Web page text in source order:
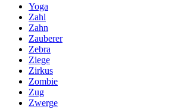
Yoga
Zahl
Zahn
Zauberer
Zebra
Ziege
Zirkus
Zombie
Zug
Zwerge